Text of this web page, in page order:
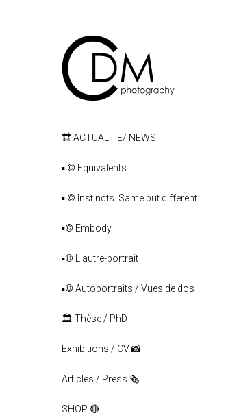
🔛 ACTUALITE/ NEWS
▪️ ©️ Equivalents
▪️ ©️ Instincts. Same but different
▪️©️ Embody
▪️©️ L'autre-portrait
▪️©️ Autoportraits / Vues de dos
🏛️ Thèse / PhD
Exhibitions / CV 📸
Articles / Press 🗞️
SHOP 🔴